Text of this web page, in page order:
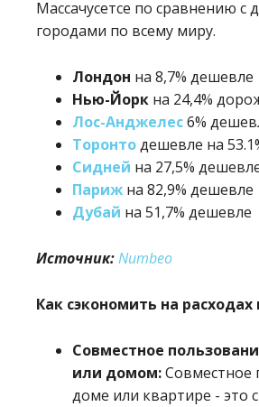
Массачусетсе по сравнению с
городами по всему миру.
Лондон на 8,7% дешевле
Нью-Йорк на 24,4%
Лос-Анджелес6%
Торонтодешевле на
Сидней на 27,5%
Париж на 82,9% дешевле
Дубай на 51,7% дешевле
Источник:Numbeo
Как сэкономить на
Совместное
или домом:Совместное
доме или квартире - это